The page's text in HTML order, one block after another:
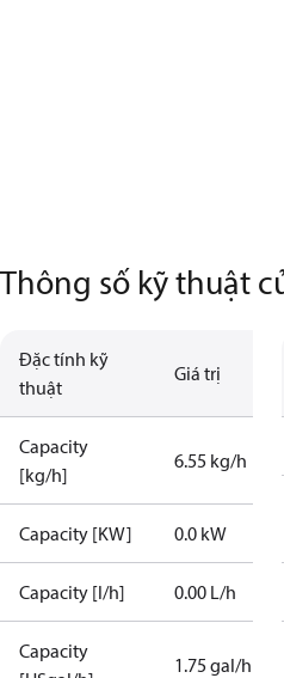
Thông số kỹ thuật
Đặc tính kỹ
thuật
Giá trị
Capacity
[kg/h]
6.55 kg/h
Capacity [KW] 0.0 kW
Capacity [l/h] 0.00 L/h
Capacity
1.75 gal/h